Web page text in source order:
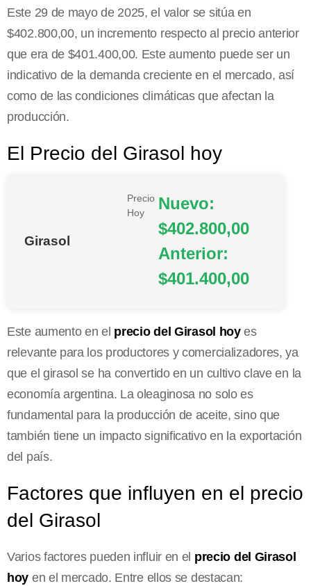
Este 29 de mayo de 2025, el valor se sitúa en
$402.800,00, un incremento respecto al precio anterior
que era de $401.400,00. Este aumento puede ser un
indicativo de la demanda creciente en el mercado, así
como de las condiciones climáticas que afectan la
producción.
El Precio del Girasol hoy
Girasol
Precio
Hoy
Nuevo:
$402.800,00
Anterior:
$401.400,00
Este aumento en el precio del Girasol hoyes
relevante para los productores y comercializadores, ya
que el girasol se ha convertido en un cultivo clave en la
economía argentina. La oleaginosa no solo es
fundamental para la producción de aceite, sino que
también tiene un impacto significativo en la exportación
del país.
Factores que influyen en el precio
del Girasol
Varios factores pueden influir en el precio del Girasol
hoy en el mercado. Entre ellos se destacan: